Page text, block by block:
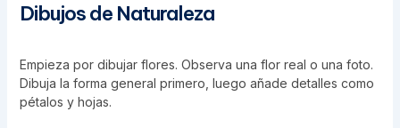
Dibujos de Naturaleza
Empieza por dibujar flores. Observa una flor real o una foto.
Dibuja la forma general primero, luego añade detalles como
pétalos y hojas.